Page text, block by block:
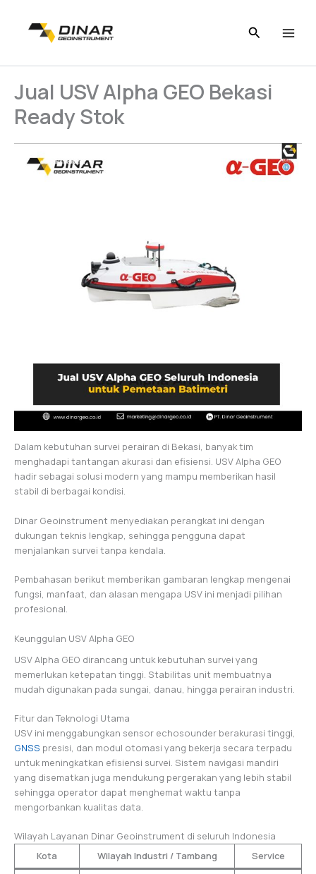
Jual USV Alpha GEO Bekasi
Ready Stok
Dalam kebutuhan survei perairan di Bekasi, banyak tim
menghadapi tantangan akurasi dan efisiensi. USV Alpha GEO
hadir sebagai solusi modern yang mampu memberikan hasil
stabil di berbagai kondisi.
Dinar Geoinstrument menyediakan perangkat ini dengan
dukungan teknis lengkap, sehingga pengguna dapat
menjalankan survei tanpa kendala.
Pembahasan berikut memberikan gambaran lengkap mengenai
fungsi, manfaat, dan alasan mengapa USV ini menjadi pilihan
profesional.
Keunggulan USV Alpha GEO
USV Alpha GEO dirancang untuk kebutuhan survei yang
memerlukan ketepatan tinggi. Stabilitas unit membuatnya
mudah digunakan pada sungai, danau, hingga perairan industri.
Fitur dan Teknologi Utama
USV ini menggabungkan sensor echosounder berakurasi tinggi,
GNSS presisi, dan modul otomasi yang bekerja secara terpadu
untuk meningkatkan efisiensi survei. Sistem navigasi mandiri
yang disematkan juga mendukung pergerakan yang lebih stabil
sehingga operator dapat menghemat waktu tanpa
mengorbankan kualitas data.
Wilayah Layanan Dinar Geoinstrument di seluruh Indonesia
Kota
Wilayah Industri / Tambang Service